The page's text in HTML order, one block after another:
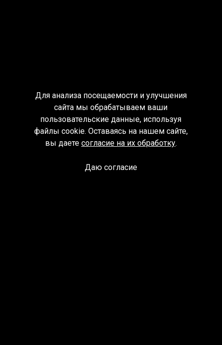
Для анализа посещаемости и улучшения
сайта мы обрабатываем ваши
пользовательские данные, используя
файлы cookie. Оставаясь на нашем сайте,
вы даете согласие на их обработку.
Даю согласие